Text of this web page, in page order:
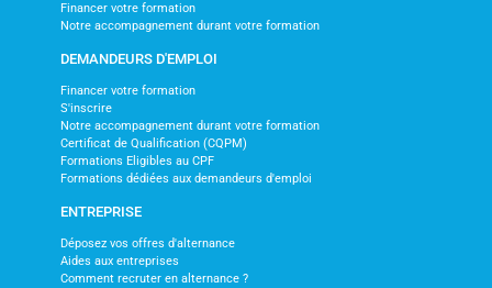
Financer votre formation
Notre accompagnement durant votre formation
DEMANDEURS D'EMPLOI
Financer votre formation
S'inscrire
Notre accompagnement durant votre formation
Certificat de Qualification (CQPM)
Formations Eligibles au CPF
Formations dédiées aux demandeurs d'emploi
ENTREPRISE
Déposez vos offres d'alternance
Aides aux entreprises
Comment recruter en alternance ?